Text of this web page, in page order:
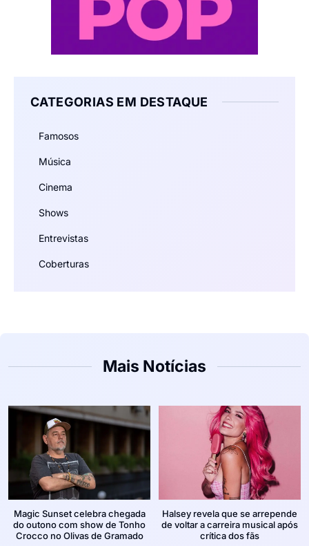
CATEGORIAS EM DESTAQUE
Famosos
Música
Cinema
Shows
Entrevistas
Coberturas
Mais Notícias
Magic Sunset celebra chegada
do outono com show de Tonho
Crocco no Olivas de Gramado
Halsey revela que se arrepende
de voltar a carreira musical após
crítica dos fãs